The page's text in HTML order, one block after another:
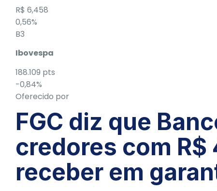
R$ 6,458
0,56%
B3
Ibovespa
188.109 pts
-0,84%
Oferecido por
FGC diz que
credores com R$
receber em